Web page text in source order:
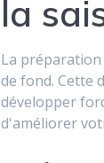
la
La
de fond. Cette
développer
d'améliorer